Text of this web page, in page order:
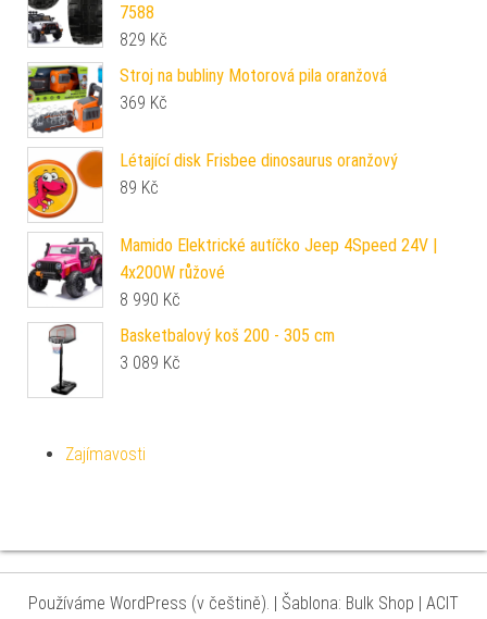
7588
829 Kč
Stroj na bubliny Motorová pila oranžová
369 Kč
Létající disk Frisbee dinosaurus oranžový
89 Kč
Mamido Elektrické autíčko Jeep 4Speed 24V |
4x200W růžové
8 990 Kč
Basketbalový koš 200 - 305 cm
3 089 Kč
Zajímavosti
Používáme WordPress (v češtině). | Šablona: Bulk Shop | ACIT